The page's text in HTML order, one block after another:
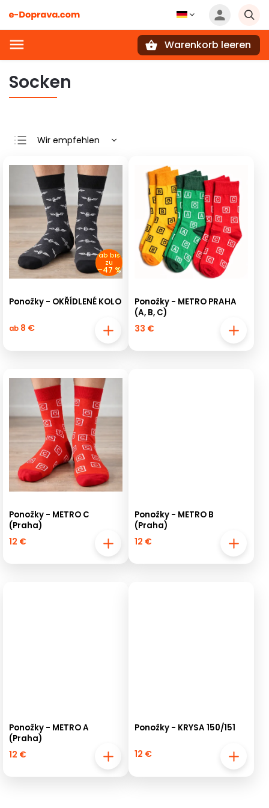
Warenkorb leeren
Socken
Wir empfehlen
Teuerste
Meistverkauft
Alphabetisch
ab bis
zu
–47 %
Ponožky - OKŘÍDLENÉ KOLO
ab 8 €
Ponožky - METRO PRAHA
(A, B, C)
33 €
Ponožky - METRO C
(Praha)
12 €
Ponožky - METRO B
(Praha)
12 €
Ponožky - METRO A
(Praha)
12 €
Ponožky - KRYSA 150/151
12 €